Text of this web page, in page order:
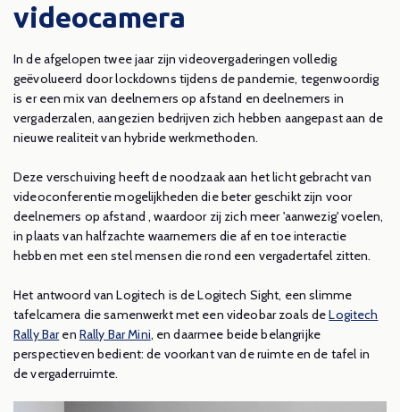
videocamera
In de afgelopen twee jaar zijn videovergaderingen volledig
geëvolueerd door lockdowns tijdens de pandemie, tegenwoordig
is er een mix van deelnemers op afstand en deelnemers in
vergaderzalen, aangezien bedrijven zich hebben aangepast aan de
nieuwe realiteit van hybride werkmethoden.
Deze verschuiving heeft de noodzaak aan het licht gebracht van
videoconferentie mogelijkheden die beter geschikt zijn voor
deelnemers op afstand , waardoor zij zich meer 'aanwezig' voelen,
in plaats van halfzachte waarnemers die af en toe interactie
hebben met een stel mensen die rond een vergadertafel zitten.
Het antwoord van Logitech is de Logitech Sight, een slimme
tafelcamera die samenwerkt met een videobar zoals deLogitech
Rally Baren Rally Bar Mini, en daarmee beide belangrijke
perspectieven bedient: de voorkant van de ruimte en de tafel in
de vergaderruimte.